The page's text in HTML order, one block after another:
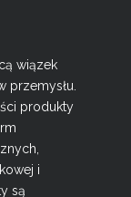
wiązek
przemysłu.
produkty
i
są